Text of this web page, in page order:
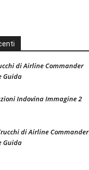
di Airline Commander
Guida
Indovina Immagine 2
di Airline Commander
Guida